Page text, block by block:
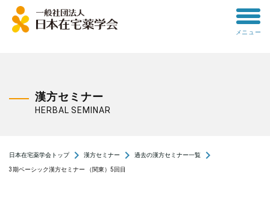
toggle
メニュー
漢方セミナー
HERBAL SEMINAR
日本在宅薬学会トップnavigate_next 漢方セミナー navigate_next 過去の漢方セミナー一覧 navigate_next
3期ベーシック漢方セミナー （関東）5回目